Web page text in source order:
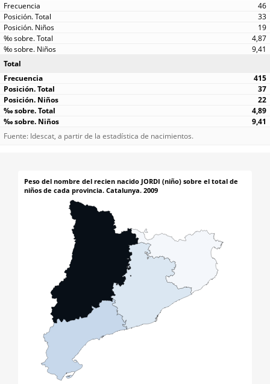
46
33
19
4,87
9,41
Total
415
37
22
4,89
9,41
Fuente: Idescat, a partir de la estadística de nacimientos.